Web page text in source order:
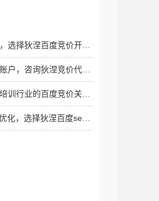
选择狄涅百度竞价开户
户，咨询狄涅竞价代运
训行业的百度竞价关键
化，选择狄涅百度sem